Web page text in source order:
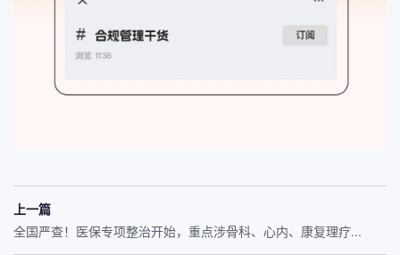
上一篇
全国严查！医保专项整治开始，重点涉骨科、心内、康复理疗...